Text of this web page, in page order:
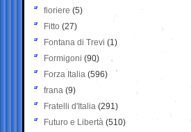
fioriere (5)
Fitto (27)
Fontana di Trevi (1)
Formigoni (90)
Forza Italia (596)
frana (9)
Fratelli d'Italia (291)
Futuro e Libertà (510)